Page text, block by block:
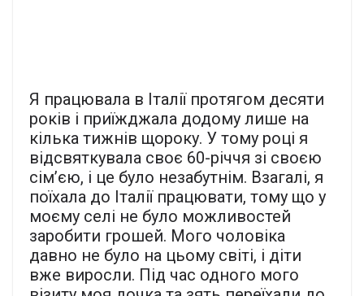
Я працювала в Італії протягом десяти
років і приїжджала додому лише на
кілька тижнів щороку. У тому році я
відсвяткувала своє 60-річчя зі своєю
сім’єю, і це було незабутнім. Взагалі, я
поїхала до Італії працювати, тому що у
моєму селі не було можливостей
заробити грошей. Мого чоловіка
давно не було на цьому світі, і діти
вже виросли. Під час одного мого